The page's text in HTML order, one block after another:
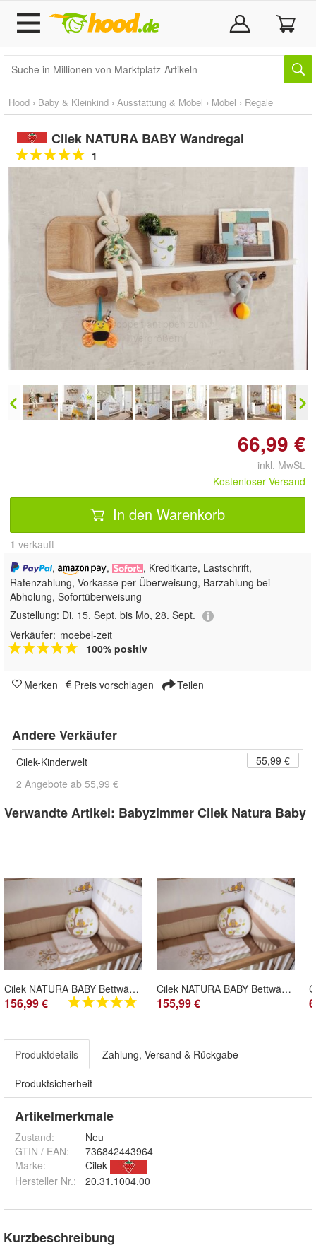
Hood › Baby & Kleinkind › Ausstattung & Möbel › Möbel › Regale
Cilek NATURA BABY Wandregal
1
Doppelt antippen zum
vergrößern
66,99 €
inkl. MwSt.
Kostenloser Versand
In den Warenkorb
1 verkauft
,
,
, Kreditkarte, Lastschrift,
Ratenzahlung, Vorkasse per Überweisung, Barzahlung bei
Abholung, Sofortüberweisung
Zustellung: Di, 15. Sept. bis Mo, 28. Sept.
Verkäufer: moebel-zeit
100% positiv
Merken Preis vorschlagen Teilen
Andere Verkäufer
Cilek-Kinderwelt
55,99 €
2 Angebote ab 55,99 €
Verwandte Artikel: Babyzimmer Cilek Natura Baby
Cilek NATURA BABY Bettwäsche-Set, 80x130 cm
156,99 €
Cilek NATURA BABY Bettwäsche-Set, 75x115 cm
155,99 €
Produktdetails Zahlung, Versand & Rückgabe
Produktsicherheit
Artikelmerkmale
Zustand:
Neu
GTIN / EAN:
736842443964
Marke:
Cilek
Hersteller Nr.:
20.31.1004.00
Kurzbeschreibung